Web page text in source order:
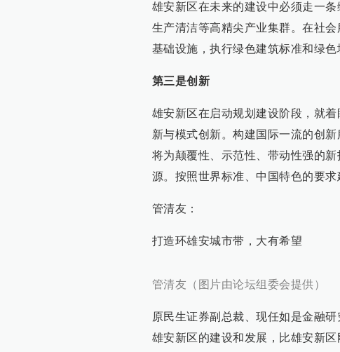
雄安新区在未来的建设中必须走一
生产清洁等高精尖产业集群。在社
基础设施，执行绿色建筑标准和绿色
第三是创新
雄安新区在启动规划建设阶段，就
新与模式创新。构建国际一流的创
将为颠覆性、示范性、带动性强的
源。按照世界标准、中国特色的要求
管清友：
打造环雄安城市带，大有希望
管清友（图片由论坛组委会提供）
原民生证券副总裁、现任如是金融
雄安新区的建设和发展，比雄安新